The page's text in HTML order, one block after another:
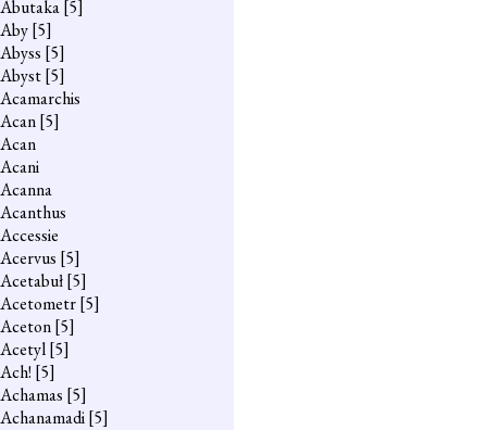
Abutaka[5]
Aby[5]
Abyss [5]
Abyst[5]
Acamarchis
Acan[5]
Acan
Acani
Acanna
Acanthus
Accessie
Acervus [5]
Acetabuł[5]
Acetometr[5]
Aceton[5]
Acetyl[5]
Ach! [5]
Achamas [5]
Achanamadi[5]